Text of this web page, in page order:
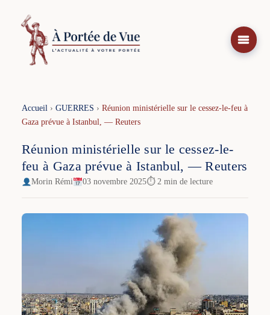
contenu
Accueil› GUERRES › Réunion ministérielle sur le cessez-le-feu à
Gaza prévue à Istanbul, — Reuters
Réunion ministérielle sur le cessez-le-
feu à Gaza prévue à Istanbul, — Reuters
Morin Rémi 03 novembre 2025⏱ 2 min de lecture